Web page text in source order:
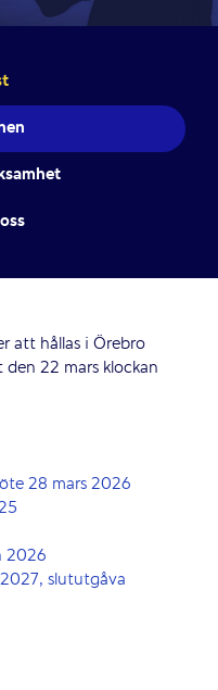
att hållas i Örebro
22 mars klockan
28 mars 2026
2026
slututgåva